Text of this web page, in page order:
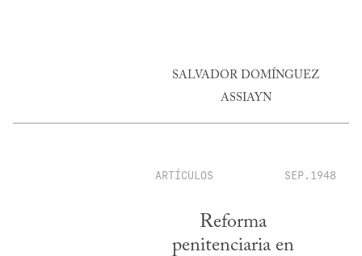
SALVADOR DOMÍNGUEZ
ASSIAYN
ARTÍCULOS SEP.1948
Reforma
penitenciaria en